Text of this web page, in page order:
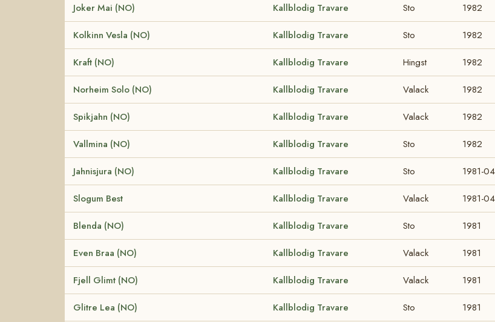
Joker Mai (NO) Kallblodig Travare Sto 1982
Kolkinn Vesla (NO) Kallblodig Travare Sto 1982
Kraft (NO) Kallblodig Travare Hingst 1982
Norheim Solo (NO) Kallblodig Travare Valack 1982
Spikjahn (NO) Kallblodig Travare Valack 1982
Vallmina (NO) Kallblodig Travare Sto 1982
Jahnisjura (NO) Kallblodig Travare Sto 1981-
Slogum Best Kallblodig Travare Valack 1981-
Blenda (NO) Kallblodig Travare Sto 1981
Even Braa (NO) Kallblodig Travare Valack 1981
Fjell Glimt (NO) Kallblodig Travare Valack 1981
Glitre Lea (NO) Kallblodig Travare Sto 1981